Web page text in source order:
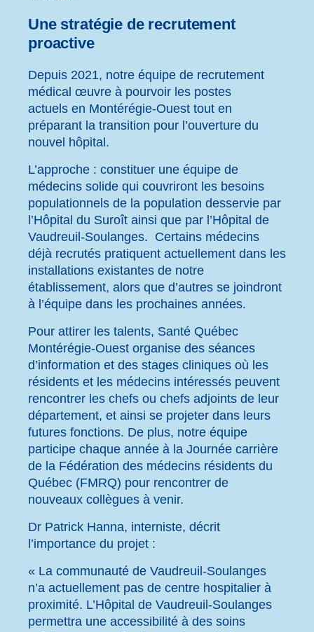
Une stratégie de recrutement
proactive
Depuis 2021, notre équipe de recrutement
médical œuvre à pourvoir les postes
actuels en Montérégie-Ouest tout en
préparant la transition pour l’ouverture du
nouvel hôpital.
L’approche : constituer une équipe de
médecins solide qui couvriront les besoins
populationnels de la population desservie par
l’Hôpital du Suroît ainsi que par l’Hôpital de
Vaudreuil-Soulanges. Certains médecins
déjà recrutés pratiquent actuellement dans les
installations existantes de notre
établissement, alors que d’autres se joindront
à l’équipe dans les prochaines années.
Pour attirer les talents, Santé Québec
Montérégie-Ouest organise des séances
d’information et des stages cliniques où les
résidents et les médecins intéressés peuvent
rencontrer les chefs ou chefs adjoints de leur
département, et ainsi se projeter dans leurs
futures fonctions. De plus, notre équipe
participe chaque année à la Journée carrière
de la Fédération des médecins résidents du
Québec (FMRQ) pour rencontrer de
nouveaux collègues à venir.
Dr Patrick Hanna, interniste, décrit
l’importance du projet :
« La communauté de Vaudreuil-Soulanges
n’a actuellement pas de centre hospitalier à
proximité. L’Hôpital de Vaudreuil-Soulanges
permettra une accessibilité à des soins